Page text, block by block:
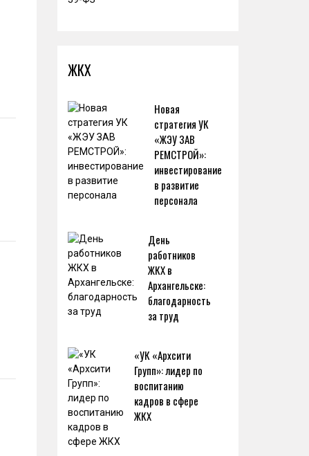
ЖКХ
Новая
стратегия УК
«ЖЭУ ЗАВ
РЕМСТРОЙ»:
инвестирование
в развитие
персонала
День
работников
ЖКХ в
Архангельске:
благодарность
за труд
«УК «Архсити
Групп»: лидер по
воспитанию
кадров в сфере
ЖКХ